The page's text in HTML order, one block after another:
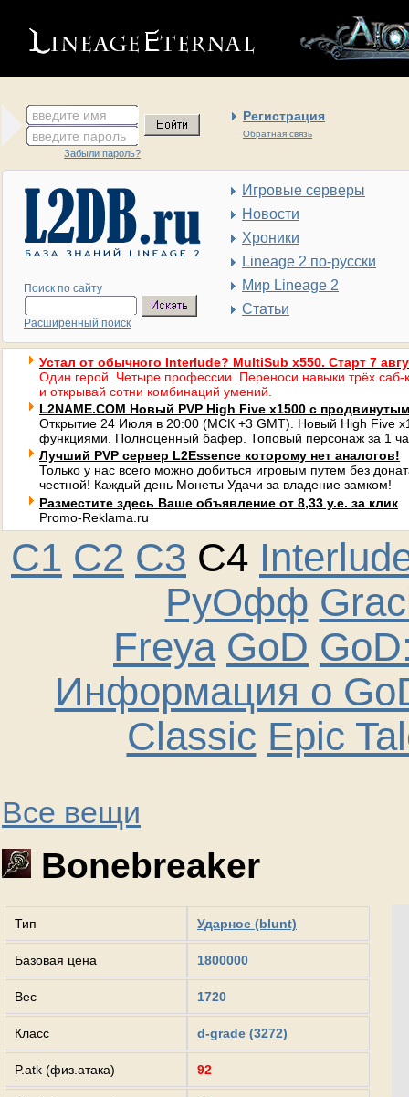
введите имя Регистрация
Обратная связь
введите пароль
Забыли пароль?
Поиск по сайту
Расширенный поиск
Игровые серверы
Новости
Хроники
Lineage 2 по-русски
Мир Lineage 2
Статьи
Устал от обычного Interlude? MultiSub x550. Старт 7
Один герой. Четыре профессии. Переноси навыки трёх саб-
и открывай сотни комбинаций умений.
L2NAME.COM Новый PVP High Five x1500 с
Открытие 24 Июля в 20:00 (МСК +3 GMT). Новый High Five
функциями. Полноценный бафер. Топовый персонаж за 1
Лучший PVP сервер L2Essence которому нет аналогов!
Только у нас всего можно добиться игровым путем без
честной! Каждый день Монеты Удачи за владение замком!
Разместите здесь Ваше объявление от 8,33 у.е. за клик
Promo-Reklama.ru
C1 C2 C3 C4
РуОфф
Freya GoD
Информация о
Classic Epic
Все вещи
Bonebreaker
Тип Ударное (blunt)
Базовая цена 1800000
Вес 1720
Класс d-grade (3272)
P.atk (физ.атака) 92